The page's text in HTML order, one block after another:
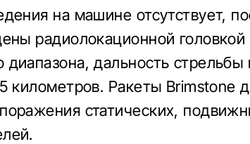
на машине отсутствует,
радиолокационной
диапазона, дальность стрельбы
километров. Ракеты Brimstone
статических,